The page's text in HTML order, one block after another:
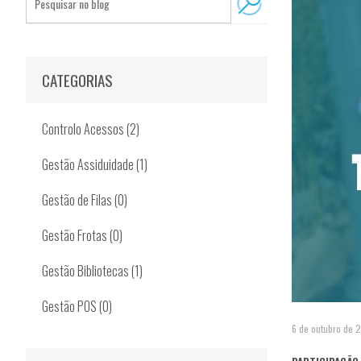
6 de outubro de
CATEGORIAS
Controlo Acessos (2)
Gestão Assiduidade (1)
Gestão de Filas (0)
Gestão Frotas (0)
Gestão Bibliotecas (1)
Gestão POS (0)